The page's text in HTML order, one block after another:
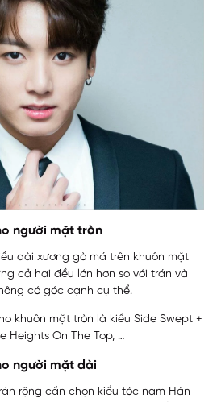
người mặt tròn
dài xương gò má trên khuôn mặt
cả hai đều lớn hơn so với trán và
có góc cạnh cụ thể.
khuôn mặt tròn là kiểu Side Swept +
Heights On The Top, …
người mặt dài
rộng cần chọn kiểu tóc nam Hàn